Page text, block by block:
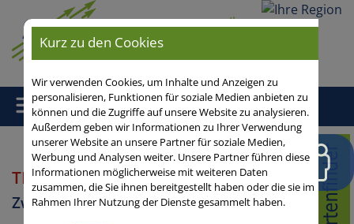
Ihre
Home/Zwischenfrüchte/ TRAKTOR
TRAKTORWinterroggen
Zwischenfrüchte
Kurz zu den Cookies
Wir verwenden Cookies, um Inhalte und Anzeigen zu
personalisieren, Funktionen für soziale Medien anbieten zu
können und die Zugriffe auf unsere Website zu analysieren.
Außerdem geben wir Informationen zu Ihrer Verwendung
unserer Website an unsere Partner für soziale Medien,
Werbung und Analysen weiter. Unsere Partner führen diese
Informationen möglicherweise mit weiteren Daten
zusammen, die Sie ihnen bereitgestellt haben oder die sie im
Rahmen Ihrer Nutzung der Dienste gesammelt haben.